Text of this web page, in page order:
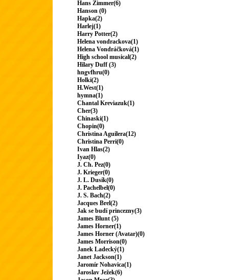
Hans Zimmer(6)
Hanson (0)
Hapka(2)
Harlej(1)
Harry Potter(2)
Helena vondrackova(1)
Helena Vondráčková(1)
High school musical(2)
Hilary Duff (3)
hngvfhru(0)
Holki(2)
H.West(1)
hymna(1)
Chantal Kreviazuk(1)
Cher(3)
Chinaski(1)
Chopin(0)
Christina Aguilera(12)
Christina Perri(0)
Ivan Hlas(2)
Iyaz(0)
J. Ch. Pez(0)
J. Krieger(0)
J. L. Dusík(0)
J. Pachelbel(0)
J. S. Bach(2)
Jacques Brel(2)
Jak se budí princezny(3)
James Blunt (5)
James Horner(1)
James Horner (Avatar)(0)
James Morrison(0)
Janek Ladecký(1)
Janet Jackson(1)
Jaromír Nohavica(1)
Jaroslav Ježek(6)